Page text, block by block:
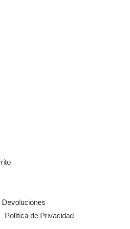
Política de Privacidad